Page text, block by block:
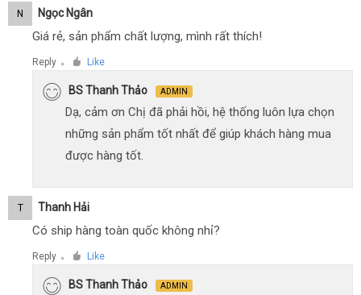
N Ngọc Ngân
Giá rẻ, sản phẩm chất lượng, mình rất thích!
Reply ● Like
BS Thanh Thảo ADMIN
Dạ, cảm ơn Chị đã phải hồi, hệ thống luôn lựa chọn
những sản phẩm tốt nhất để giúp khách hàng mua
được hàng tốt.
T Thanh Hải
Có ship hàng toàn quốc không nhỉ?
Reply ● Like
BS Thanh Thảo ADMIN